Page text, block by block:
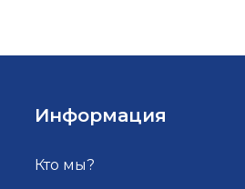
Информация
Кто мы?